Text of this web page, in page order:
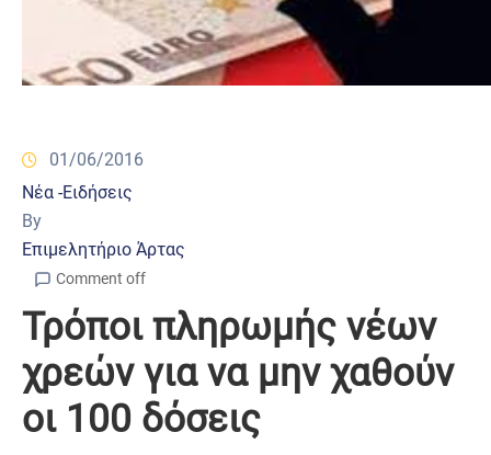
01/06/2016
Νέα -Ειδήσεις
By
Επιμελητήριο Άρτας
Comment off
Τρόποι πληρωμής νέων
χρεών για να μην χαθούν
οι 100 δόσεις